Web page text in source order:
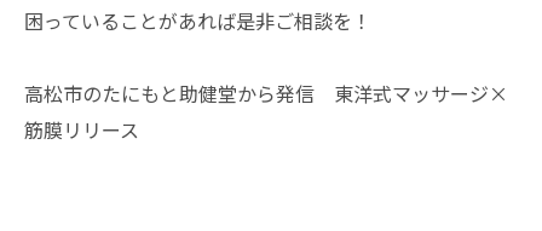
困っていることがあれば是非ご相談を！
高松市のたにもと助健堂から発信 東洋式マッサージ×
筋膜リリース